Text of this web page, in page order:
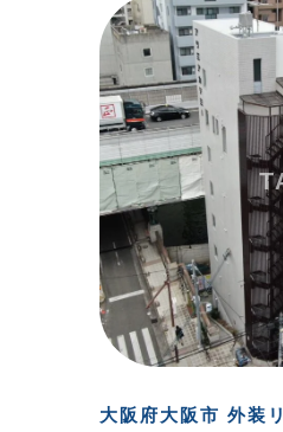
大阪府大阪市 外装